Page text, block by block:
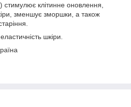
стимулює клітинне оновлення,
зменшує зморшки, а також
шкіри.